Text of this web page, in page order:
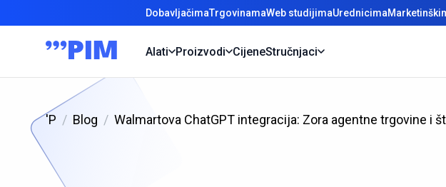
DobavljačimaTrgovinamaWeb studijimaUrednicima
Alati Proizvodi CijeneStručnjaci
'P Blog Walmartova ChatGPT integracija: Zora agentne trgovine i